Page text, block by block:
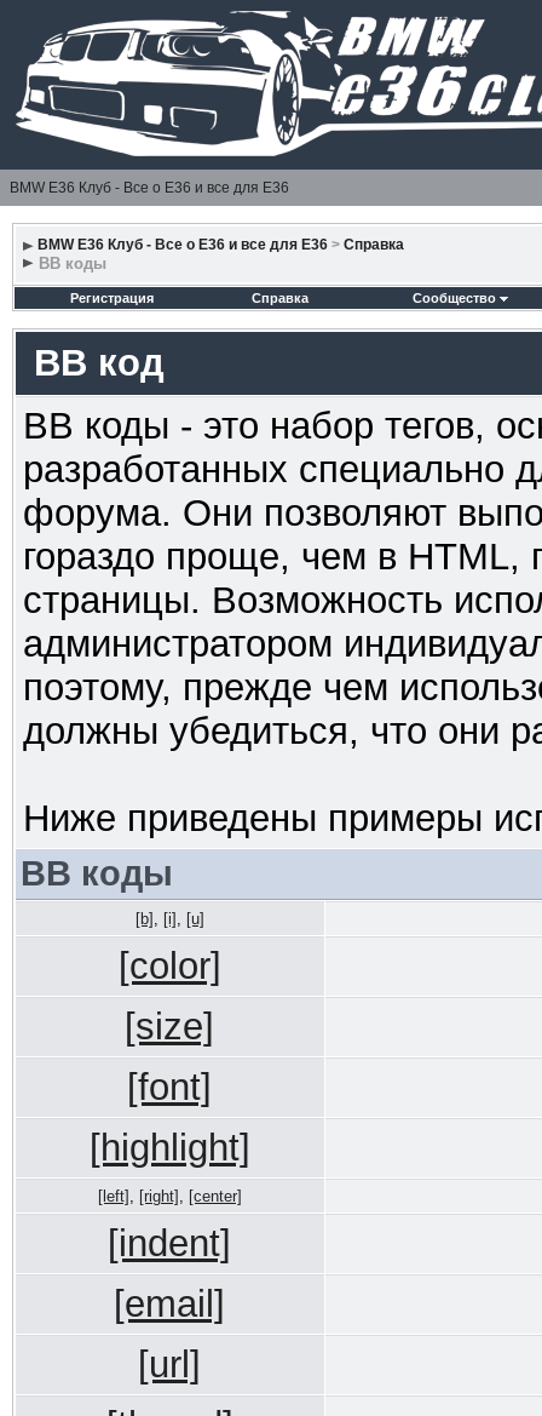
BMW E36 Клуб - Все о Е36 и все для Е36
BMW E36 Клуб - Все о Е36 и все для Е36 > Справка
BB коды
Регистрация Справка Сообщество
BB код
BB коды - это набор тегов,
разработанных специально
форума. Они позволяют
гораздо проще, чем в HTML,
страницы. Возможность
администратором
поэтому, прежде чем
должны убедиться, что они
Ниже приведены примеры
BB коды
[b] , [i] , [u]
[color]
[size]
[font]
[highlight]
[left] , [right] , [center]
[indent]
[email]
[url]